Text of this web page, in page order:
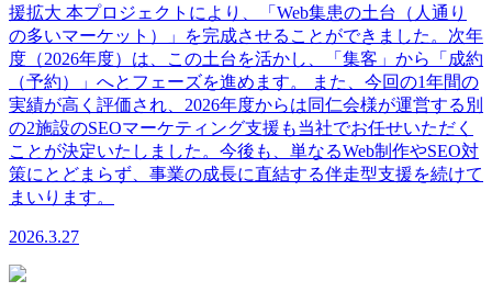
援拡大 本プロジェクトにより、「Web集患の土台（人通り
の多いマーケット）」を完成させることができました。次年
度（2026年度）は、この土台を活かし、「集客」から「成約
（予約）」へとフェーズを進めます。 また、今回の1年間の
実績が高く評価され、2026年度からは同仁会様が運営する別
の2施設のSEOマーケティング支援も当社でお任せいただく
ことが決定いたしました。今後も、単なるWeb制作やSEO対
策にとどまらず、事業の成長に直結する伴走型支援を続けて
まいります。
2026.3.27